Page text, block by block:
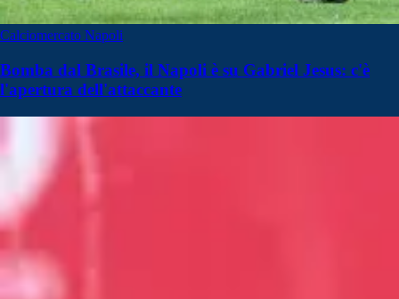
Calciomercato Napoli
Bomba dal Brasile, il Napoli è su Gabriel Jesus: c'è
l'apertura dell'attaccante